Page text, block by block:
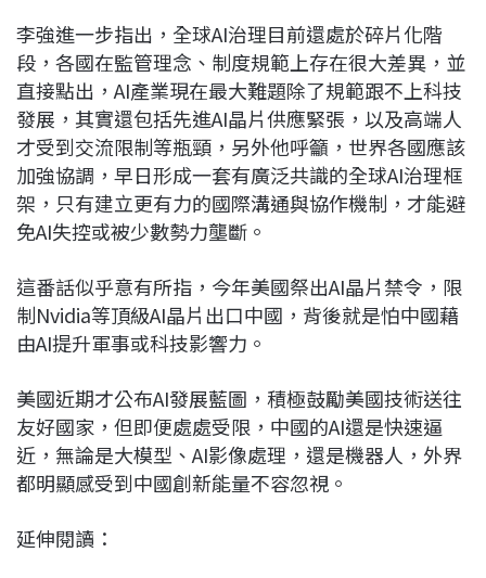
李強進一步指出，全球AI治理目前還處於碎片化階
段，各國在監管理念、制度規範上存在很大差異，並
直接點出，AI產業現在最大難題除了規範跟不上科技
發展，其實還包括先進AI晶片供應緊張，以及高端人
才受到交流限制等瓶頸，另外他呼籲，世界各國應該
加強協調，早日形成一套有廣泛共識的全球AI治理框
架，只有建立更有力的國際溝通與協作機制，才能避
免AI失控或被少數勢力壟斷。
這番話似乎意有所指，今年美國祭出AI晶片禁令，限
制Nvidia等頂級AI晶片出口中國，背後就是怕中國藉
由AI提升軍事或科技影響力。
美國近期才公布AI發展藍圖，積極鼓勵美國技術送往
友好國家，但即便處處受限，中國的AI還是快速逼
近，無論是大模型、AI影像處理，還是機器人，外界
都明顯感受到中國創新能量不容忽視。
延伸閱讀：